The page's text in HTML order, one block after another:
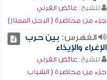
للشيخ: عائض القرني
جزء من محاضرة ( الرجل الممتاز)
الفهرس: بين حرب
الإغراء والإيذاء
للشيخ: عائض القرني
جزء من محاضرة ( الشباب